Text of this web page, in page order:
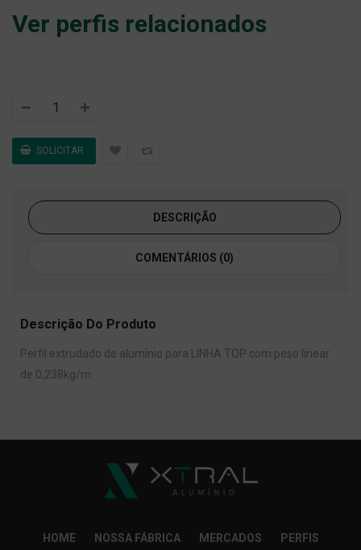
Ver perfis relacionados
DESCRIÇÃO
COMENTÁRIOS (0)
Descrição Do Produto
Perfil extrudado de alumínio para LINHA TOP com peso linear
de 0,238kg/m.
HOME NOSSA FÁBRICA MERCADOS PERFIS